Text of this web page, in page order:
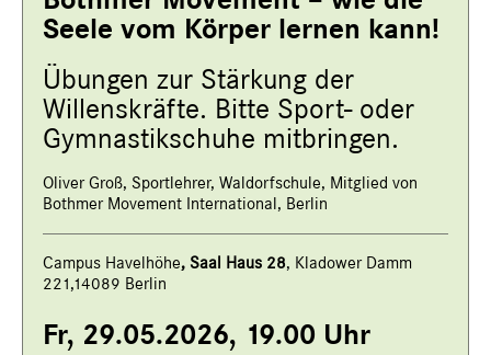
Seele vom Körper lernen kann!
Übungen zur Stärkung der
Willenskräfte. Bitte Sport- oder
Gymnastikschuhe mitbringen.
Oliver Groß, Sportlehrer, Waldorfschule, Mitglied von
Bothmer Movement International, Berlin
Campus Havelhöhe, Saal Haus 28, Kladower Damm
221,14089 Berlin
Fr, 29.05.2026, 19.00 Uhr